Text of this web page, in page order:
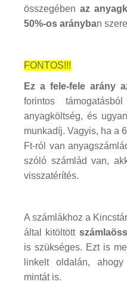
összegében az
50%-os arányban
FONTOS!!!
Ez a fele-fele arány
forintos
anyagköltség, és
munkadíj. Vagyis, ha a
Ft-ról van
szóló számlád van,
visszatérítés.
A számlákhoz a
által kitöltött
is szükséges. Ezt is
linkelt oldalán,
mintát is.